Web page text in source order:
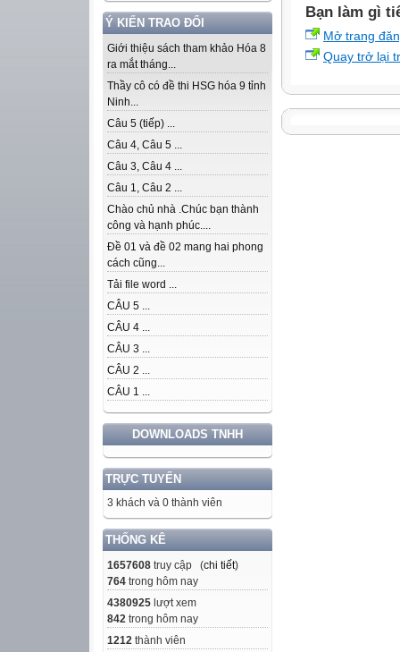
Ý KIẾN TRAO ĐỔI
Giới thiệu sách tham khảo Hóa 8
ra mắt tháng...
Thầy cô có đề thi HSG hóa 9 tỉnh
Ninh...
Câu 5 (tiếp) ...
Câu 4, Câu 5 ...
Câu 3, Câu 4 ...
Câu 1, Câu 2 ...
Chào chủ nhà .Chúc bạn thành
công và hạnh phúc....
Đề 01 và đề 02 mang hai phong
cách cũng...
Tải file word ...
CÂU 5 ...
CÂU 4 ...
CÂU 3 ...
CÂU 2 ...
CÂU 1 ...
DOWNLOADS TNHH
TRỰC TUYẾN
3 khách và 0 thành viên
THỐNG KÊ
1657608 truy cập (chi tiết)
764 trong hôm nay
4380925 lượt xem
842 trong hôm nay
1212 thành viên
Bạn làm gì
Mở trang
Quay trở lại